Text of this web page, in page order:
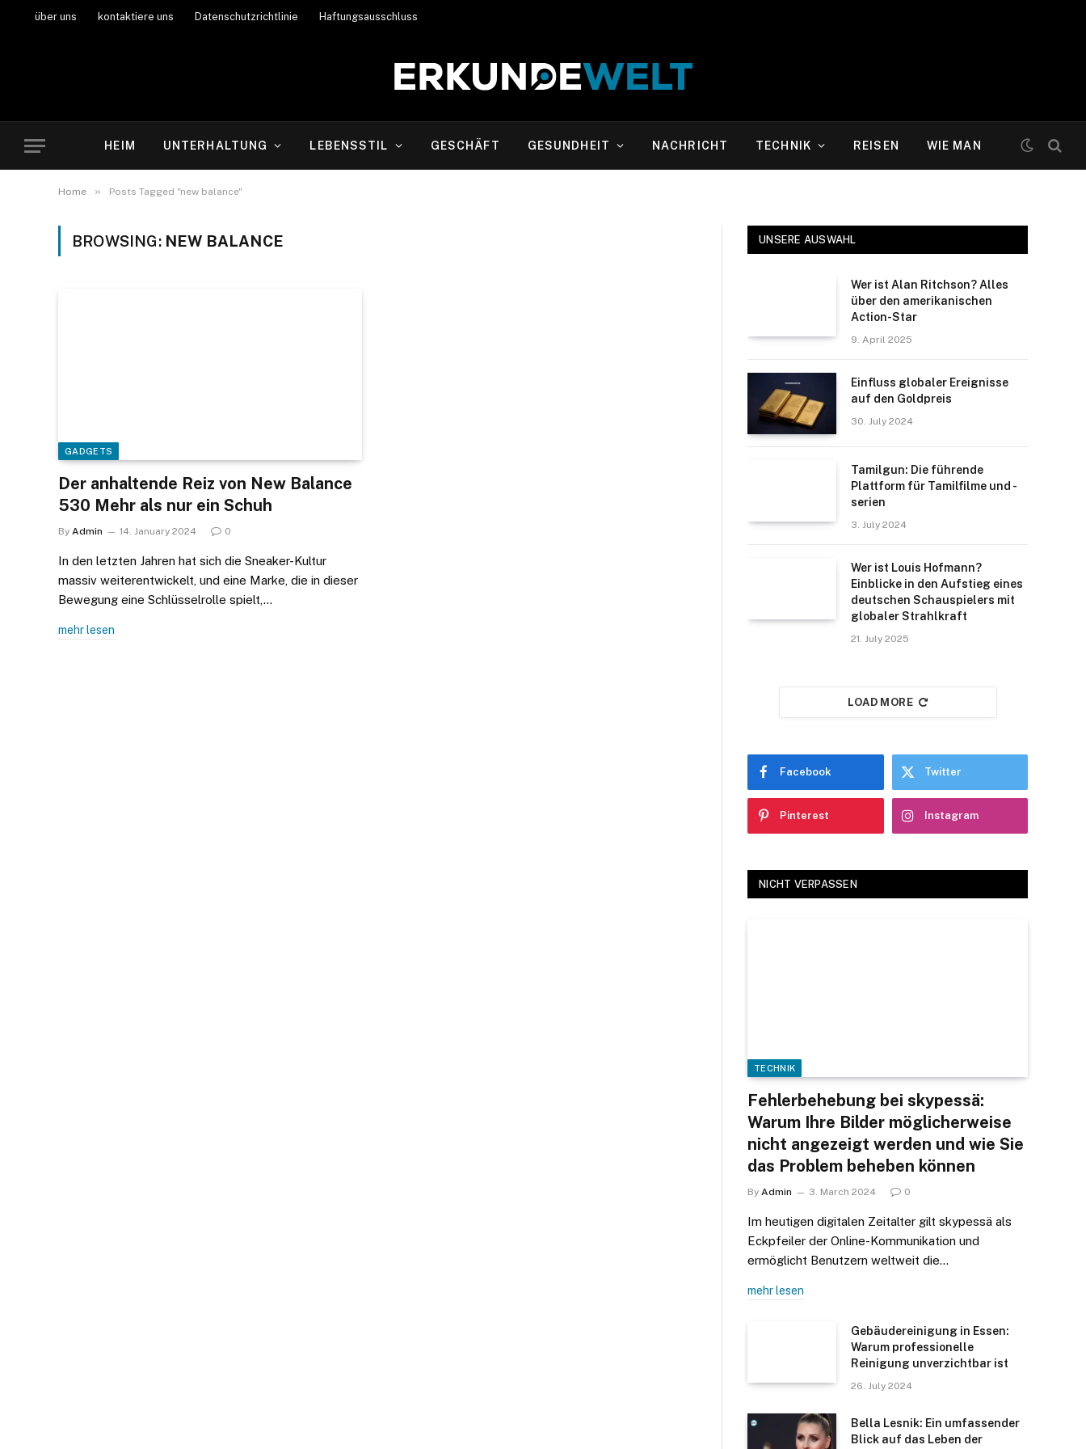
über uns kontaktiere uns Datenschutzrichtlinie Haftungsausschluss
HEIM UNTERHALTUNG LEBENSSTIL GESCHÄFT GESUNDHEIT NACHRICHT TECHNIK REISEN WIE MAN
Home » Posts Tagged "new balance"
BROWSING: NEW BALANCE
GADGETS
Der anhaltende Reiz von New Balance
530 Mehr als nur ein Schuh
By Admin 14. January 2024 0
In den letzten Jahren hat sich die Sneaker-Kultur
massiv weiterentwickelt, und eine Marke, die in dieser
Bewegung eine Schlüsselrolle spielt,…
mehr lesen
UNSERE AUSWAHL
Wer ist Alan Ritchson? Alles
über den amerikanischen
Action-Star
9. April 2025
Einfluss globaler Ereignisse
auf den Goldpreis
30. July 2024
Tamilgun: Die führende
Plattform für Tamilfilme und -
serien
3. July 2024
Wer ist Louis Hofmann?
Einblicke in den Aufstieg eines
deutschen Schauspielers mit
globaler Strahlkraft
21. July 2025
LOAD MORE
Facebook Twitter
Pinterest Instagram
NICHT VERPASSEN
TECHNIK
Fehlerbehebung bei skypessä:
Warum Ihre Bilder möglicherweise
nicht angezeigt werden und wie Sie
das Problem beheben können
By Admin 3. March 2024 0
Im heutigen digitalen Zeitalter gilt skypessä als
Eckpfeiler der Online-Kommunikation und
ermöglicht Benutzern weltweit die…
mehr lesen
Gebäudereinigung in Essen:
Warum professionelle
Reinigung unverzichtbar ist
26. July 2024
Bella Lesnik: Ein umfassender
Blick auf das Leben der